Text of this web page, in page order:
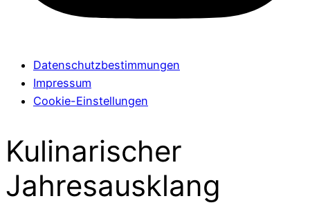
Datenschutzbestimmungen
Impressum
Cookie-Einstellungen
Kulinarischer
Jahresausklang